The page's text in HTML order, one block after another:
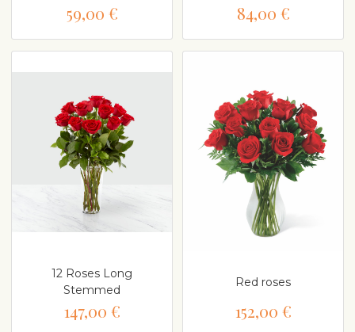
59,00 € 84,00 €
12 Roses Long
Stemmed
147,00 €
Red roses
152,00 €